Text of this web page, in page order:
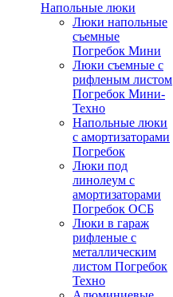
Напольные люки
Люки напольные
съемные
Погребок Мини
Люки съемные с
рифленым листом
Погребок Мини-
Техно
Напольные люки
с амортизаторами
Погребок
Люки под
линолеум с
амортизаторами
Погребок ОСБ
Люки в гараж
рифленые с
металлическим
листом Погребок
Техно